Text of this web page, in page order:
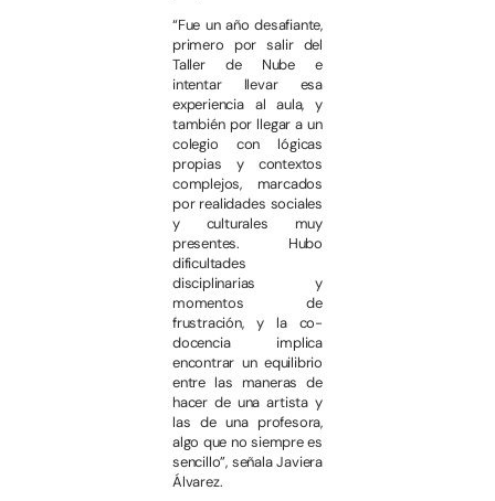
“Fue un año desafiante,
primero por salir del
Taller de Nube e
intentar llevar esa
experiencia al aula, y
también por llegar a un
colegio con lógicas
propias y contextos
complejos, marcados
por realidades sociales
y culturales muy
presentes. Hubo
dificultades
disciplinarias y
momentos de
frustración, y la co-
docencia implica
encontrar un equilibrio
entre las maneras de
hacer de una artista y
las de una profesora,
algo que no siempre es
sencillo”, señala Javiera
Álvarez.